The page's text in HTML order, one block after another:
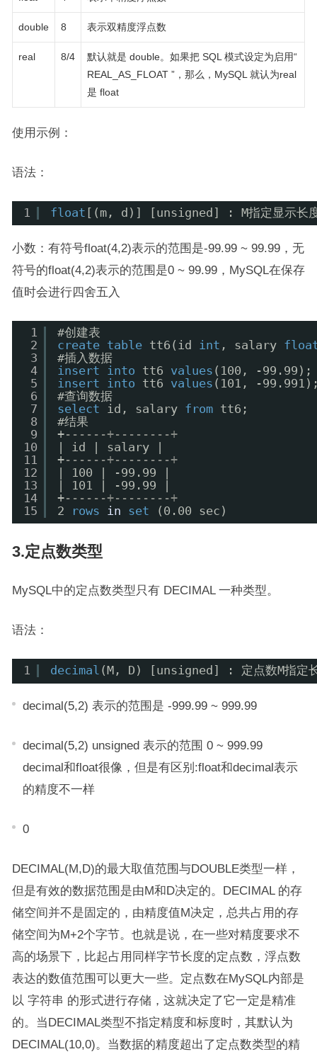
double 8 表示双精度浮点数
real 8/4
默认就是 double。如果把 SQL 模式设定为启用“
REAL_AS_FLOAT ”，那么，MySQL 就认为real
是 float
使用示例：
语法：
1 float [(m, d)] [unsigned] : M指定显示长度
小数：有符号float(4,2)表示的范围是-99.99 ~ 99.99，无
符号的float(4,2)表示的范围是0 ~ 99.99，MySQL在保存
值时会进行四舍五入
1
2
3
4
5
6
7
8
9
10
11
12
13
14
15
#创建表
create table tt6(id int , salary
#插入数据
insert
into tt6 values (100, -99.99);
insert
into tt6 values (101, -99.991);
#查询数据
select
id, salary from tt6;
#结果
+------+--------+
| id | salary |
+------+--------+
| 100 | -99.99 |
| 101 | -99.99 |
+------+--------+
2
rows in set (0.00 sec)
3.定点数类型
MySQL中的定点数类型只有 DECIMAL 一种类型。
语法：
1 decimal (M, D) [unsigned] : 定点数M指定长
decimal(5,2) 表示的范围是 -999.99 ~ 999.99
decimal(5,2) unsigned 表示的范围 0 ~ 999.99
decimal和float很像，但是有区别:float和decimal表示
的精度不一样
0
DECIMAL(M,D)的最大取值范围与DOUBLE类型一样，
但是有效的数据范围是由M和D决定的。DECIMAL 的存
储空间并不是固定的，由精度值M决定，总共占用的存
储空间为M+2个字节。也就是说，在一些对精度要求不
高的场景下，比起占用同样字节长度的定点数，浮点数
表达的数值范围可以更大一些。定点数在MySQL内部是
以 字符串 的形式进行存储，这就决定了它一定是精准
的。当DECIMAL类型不指定精度和标度时，其默认为
DECIMAL(10,0)。当数据的精度超出了定点数类型的精